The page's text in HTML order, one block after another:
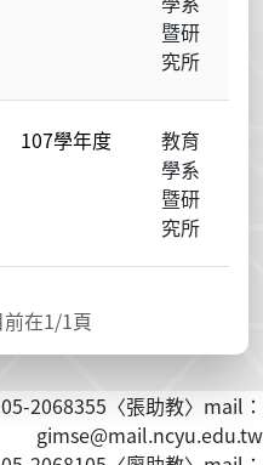
暨研
究所
107學年度
教育
學系
暨研
究所
在1/1頁
2068355〈張助教〉mail：
gimse@mail.ncyu.edu.tw